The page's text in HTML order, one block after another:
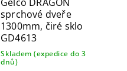
sprchové dveře
1300mm, čiré sklo
GD4613
Skladem (expedice do 3
dnů)